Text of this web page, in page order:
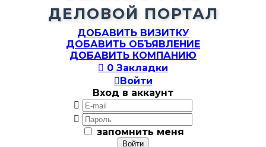
ДЕЛОВОЙ ПОРТАЛ
ДОБАВИТЬ ВИЗИТКУ
ДОБАВИТЬ ОБЪЯВЛЕНИЕ
ДОБАВИТЬ КОМПАНИЮ
 0 Закладки
Войти
Вход в аккаунт


запомнить меня